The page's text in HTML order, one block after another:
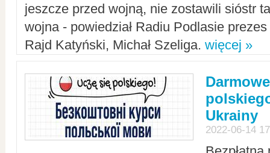
jeszcze przed wojną, nie zostawili sióstr
wojna - powiedział Radiu Podlasie
Rajd Katyński, Michał Szeliga. więcej »
Ukrainy
2022-06-14